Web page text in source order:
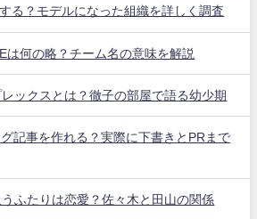
る？モデルになった組織を詳しく調査
は何の略？チーム名の意味を解説
ックスとは？徹子の部屋で語る幼少期
記事を作れる？実際に下書きとPRまで
ふたりは恋愛？佐々木と田山の関係